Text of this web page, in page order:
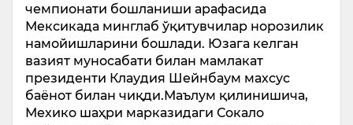
чемпионати бошланиши арафасида
Мексикада минглаб ўқитувчилар норозилик
намойишларини бошлади. Юзага келган
вазият муносабати билан мамлакат
президенти Клаудия Шейнбаум махсус
баёнот билан чиқди.Маълум қилинишича,
Мехико шаҳри марказидаги Сокало